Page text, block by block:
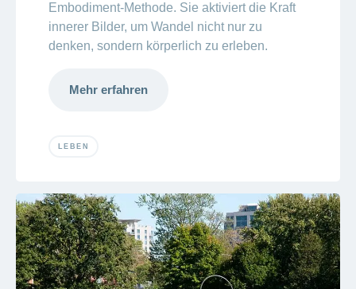
Embodiment-Methode. Sie aktiviert die Kraft
innerer Bilder, um Wandel nicht nur zu
denken, sondern körperlich zu erleben.
Mehr erfahren
LEBEN